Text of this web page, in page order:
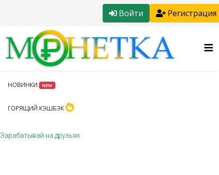
Войти Регистрация
НОВИНКИ NEW
ГОРЯЩИЙ КЭШБЭК
Зарабатывай на друзьях